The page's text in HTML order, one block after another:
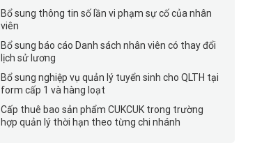
Bổ sung thông tin số lần vi phạm sự cố của nhân
viên
Bổ sung báo cáo Danh sách nhân viên có thay đổi
lịch sử lương
Bổ sung nghiệp vụ quản lý tuyển sinh cho QLTH tại
form cấp 1 và hàng loạt
Cấp thuê bao sản phẩm CUKCUK trong trường
hợp quản lý thời hạn theo từng chi nhánh